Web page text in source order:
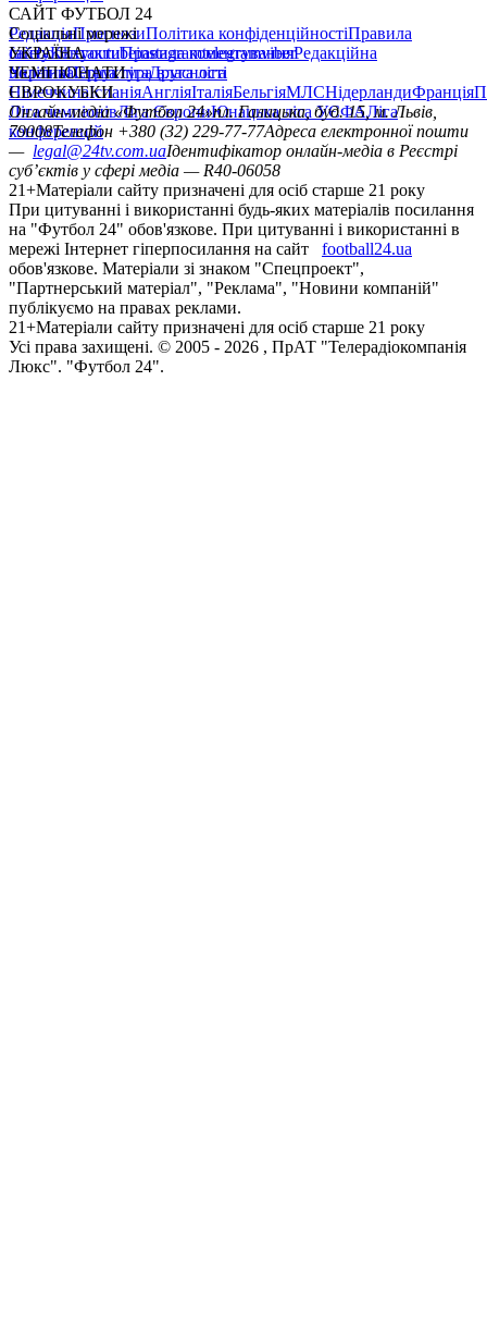
САЙТ ФУТБОЛ 24
РедакціяПрогнозиПолітика конфіденційностіПравила
сайтуКонтактиПравила коментуванняРедакційна
політикаСтруктура власності
Соціальні мережі
facebookxyoutubeinstagramtelegramviber
УКРАЇНА
УкраїнаПерша лігаДруга ліга
ЧЕМПІОНАТИ
НімеччинаІспаніяАнгліяІталіяБельгіяМЛСНідерландиФранція
ЄВРОКУБКИ
Ліга чемпіонівЛіга ЄвропиЮнацька ліга УЄФАЛіга
конференцій
Онлайн-медіа «Футбол 24»пл. Галицька, буд. 15, м. Львів,
79008Телефон +380 (32) 229-77-77Адреса електронної пошти
— legal@24tv.com.uaІдентифікатор онлайн-медіа в Реєстрі
суб’єктів у сфері медіа — R40-06058
21+Матеріали сайту призначені для осіб старше 21 року
При цитуванні і використанні будь-яких матеріалів посилання
на "Футбол 24" обов'язкове. При цитуванні і використанні в
мережі Інтернет гіперпосилання на сайт
football24.ua
обов'язкове. Матеріали зі знаком "Спецпроект",
"Партнерський матеріал", "Реклама", "Новини компаній"
публікуємо на правах реклами.
21+Матеріали сайту призначені для осіб старше 21 року
Усi права захищенi. © 2005 - 2026 , ПрАТ "Телерадіокомпанія
Люкс". "Футбол 24".